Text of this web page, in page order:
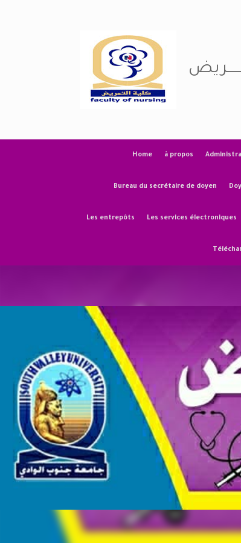
Home à propos
Bureau du secrétaire de doyen
Les entrepôts Les services électroniques